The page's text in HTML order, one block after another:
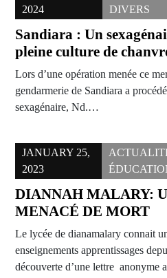
2024
DIVERS
Sandiara : Un
pleine culture de
Lors d’une opération menée ce
gendarmerie de Sandiara a
sexagénaire, Nd.…
JANUARY 25,
2023
DIANNAH MALARY:
MENACÉ DE MORT
Le lycée de dianamalary connait
enseignements apprentissages
découverte d’une lettre anonyme